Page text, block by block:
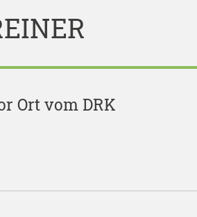
Ort vom DRK